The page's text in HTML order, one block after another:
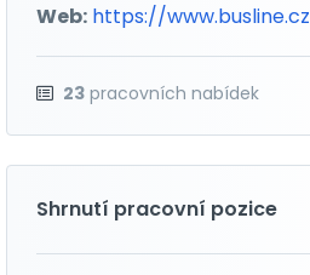
Web: https://www.busline.cz
23 pracovních nabídek
Shrnutí pracovní pozice